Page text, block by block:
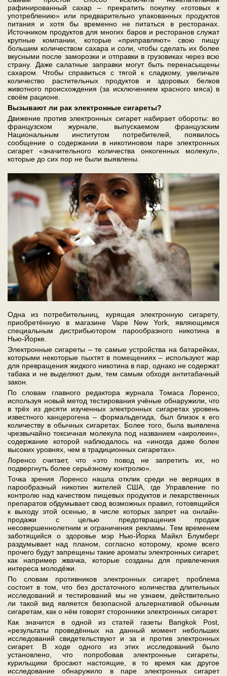
рафинированный сахар – прекратить покупку «готовых к
употреблению» или предварительно упакованных продуктов
питания и хотя бы временно не питаться в ресторанах.
Источником продуктов для многих баров и ресторанов служат
крупные компании, которые «приправляют» свою пищу
большим количеством сахара и соли, чтобы сделать их более
вкусными после заморозки и отправки в грузовиках через всю
страну. Даже салатные заправки могут быть перенасыщены
сахаром. Чтобы справиться с тягой к сладкому, увеличьте
количество растительных продуктов и здоровых белков
животного происхождения (за исключением красного мяса) в
своём рационе.
Вызывают ли рак электронные сигареты?
Движение против электронных сигарет набирает обороты: во
французском журнале, выпускаемом французским
Национальным институтом потребителей, появилось
сообщение о содержании в никотиновом паре электронных
сигарет «значительного количества онкогенных молекул»,
которые до сих пор не были выявлены.
Одна из потребительниц, курящая электронную сигарету,
приобретённую в магазине Vape New York, являющимся
специальным дистрибьютором парообразного никотина в
Нью-Йорке.
Электронные сигареты – те самые устройства на батарейках,
которыми некоторые пыхтят в помещениях – используют жар
для превращения жидкого никотина в пар, однако не содержат
табака и не выделяют дым, тем самым обходя антитабачный
закон.
По словам главного редактора журнала Томаса Лоренсо,
используя новый метод тестирования учёные обнаружили, что
в трёх из десяти изученных электронных сигаретах уровень
известного канцерогена – формальдегида, был близок к его
количеству в обычных сигаретах. Более того, была выявлена
чрезвычайно токсичная молекула под названием «акролеин»,
содержание которой наблюдалось на «иногда даже более
высоких уровнях, чем в традиционных сигаретах».
Лоренсо считает, что «это повод не запретить их, но
подвергнуть более серьёзному контролю».
Точка зрения Лоренсо нашла отклик среди не верящих в
парообразный никотин жителей США, где Управление по
контролю над качеством пищевых продуктов и лекарственных
препаратов обдумывает свод возможных правил, готовящийся
к выходу этой осенью, в числе которых запрет на онлайн-
продажи с целью предотвращения продаж
несовершеннолетним и ограничения рекламы. Тем временем
заботящийся о здоровье мэр Нью-Йорка Майкл Блумберг
раздумывает над планом, согласно которому, кроме всего
прочего будут запрещены такие ароматы электронных сигарет,
как например жвачка, которые созданы для привлечения
интереса молодёжи.
По словам противников электронных сигарет, проблема
состоит в том, что без достаточного количества длительных
исследований и тестирований мы не узнаем, действительно
ли такой вид является безопасной альтернативой обычным
сигаретам, как о нём говорят сторонники электронных сигарет.
Как значится в одной из статей газеты Bangkok Post,
«результаты проведённых на данный момент небольших
исследований свидетельствуют и за и против электронных
сигарет. В ходе одного из этих исследований было
установлено, что попробовав электронные сигареты,
курильщики бросают настоящие, в то время как другое
исследование обнаружило в паре электронных сигарет